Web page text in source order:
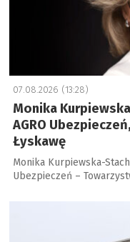
07.08.2026 (13:28)
Monika
AGRO
Łyskawę
Monika Kurpiewska-
Ubezpieczeń –